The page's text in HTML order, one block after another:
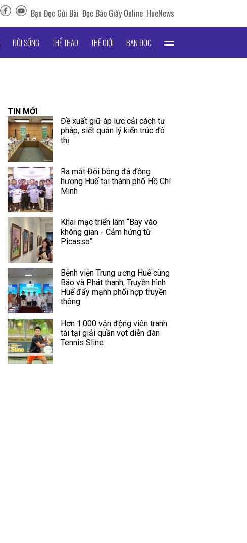
Bạn Đọc Gửi Bài Đọc Báo Giấy Online HueNews
ĐỜI SỐNG THỂ THAO THẾ GIỚI BẠN ĐỌC
TIN MỚI
Đề xuất giữ áp lực cải cách tư
pháp, siết quản lý kiến trúc đô
thị
Ra mắt Đội bóng đá đồng
hương Huế tại thành phố Hồ Chí
Minh
Khai mạc triển lãm “Bay vào
không gian - Cảm hứng từ
Picasso”
Bệnh viện Trung ương Huế cùng
Báo và Phát thanh, Truyền hình
Huế đẩy mạnh phối hợp truyền
thông
Hơn 1.000 vận động viên tranh
tài tại giải quần vợt diễn đàn
Tennis Sline